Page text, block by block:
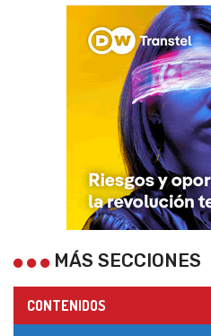
MÁS SECCIONES
CONTENIDOS